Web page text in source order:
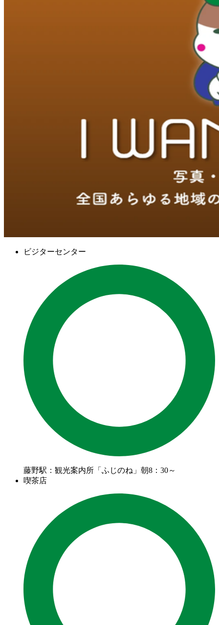
ビジターセンター
藤野駅：観光案内所「ふじのね」朝8：30～
喫茶店